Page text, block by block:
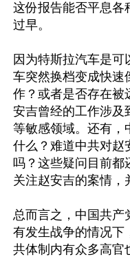
这份报告能否平息各
过早。
因为特斯拉汽车是
车突然换档变成快速
作？或者是否存在被
安吉曾经的工作涉及
等敏感领域。还有，
什么？难道中共对赵
吗？这些疑问目前都
关注赵安吉的案情，
总而言之，中国共产
有发生战争的情况下
共体制内有众多高官